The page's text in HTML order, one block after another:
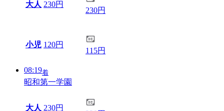
大人 230円
230円
小児 120円
115円
08:19着
昭和第一学園
大人 230円